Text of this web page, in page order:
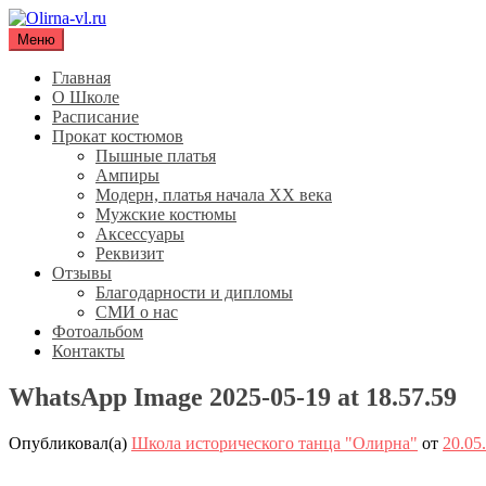
Перейти
содержимому
Olirna-vl.ru
Школа исторического танца "Олирна"
Меню
Главная
О Школе
Расписание
Прокат костюмов
Пышные платья
Ампиры
Модерн, платья начала XX века
Мужские костюмы
Аксессуары
Реквизит
Отзывы
Благодарности и дипломы
СМИ о нас
Фотоальбом
Контакты
WhatsApp Image 2025-05-19 at 18.57.59
Опубликовал(а) Школа исторического танца "Олирна" от